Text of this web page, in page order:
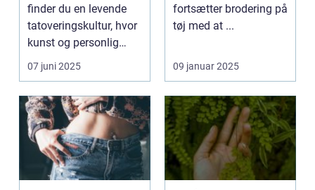
finder du en levende
tatoveringskultur, hvor
kunst og personlig
udtryk...
07 juni 2025
fortsætter brodering på
tøj med at ...
09 januar 2025